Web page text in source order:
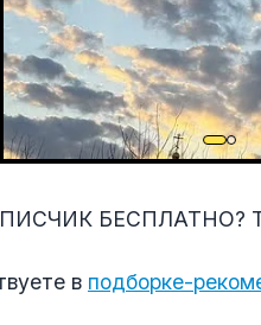
БЕСПЛАТНО?
в подборке-